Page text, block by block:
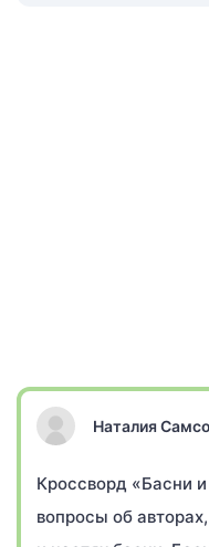
Наталия
Кроссворд «Басни
вопросы об